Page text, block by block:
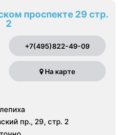
проспекте 29 стр.
2
+7(495)822-49-09
На карте
пр., 29, стр. 2